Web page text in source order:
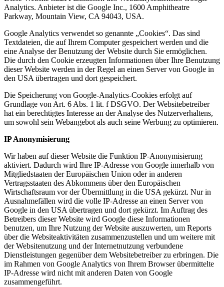
Analytics. Anbieter ist die Google Inc., 1600 Amphitheatre
Parkway, Mountain View, CA 94043, USA.
Google Analytics verwendet so genannte „Cookies“. Das sind
Textdateien, die auf Ihrem Computer gespeichert werden und die
eine Analyse der Benutzung der Website durch Sie ermöglichen.
Die durch den Cookie erzeugten Informationen über Ihre Benutzung
dieser Website werden in der Regel an einen Server von Google in
den USA übertragen und dort gespeichert.
Die Speicherung von Google-Analytics-Cookies erfolgt auf
Grundlage von Art. 6 Abs. 1 lit. f DSGVO. Der Websitebetreiber
hat ein berechtigtes Interesse an der Analyse des Nutzerverhaltens,
um sowohl sein Webangebot als auch seine Werbung zu optimieren.
IP Anonymisierung
Wir haben auf dieser Website die Funktion IP-Anonymisierung
aktiviert. Dadurch wird Ihre IP-Adresse von Google innerhalb von
Mitgliedstaaten der Europäischen Union oder in anderen
Vertragsstaaten des Abkommens über den Europäischen
Wirtschaftsraum vor der Übermittlung in die USA gekürzt. Nur in
Ausnahmefällen wird die volle IP-Adresse an einen Server von
Google in den USA übertragen und dort gekürzt. Im Auftrag des
Betreibers dieser Website wird Google diese Informationen
benutzen, um Ihre Nutzung der Website auszuwerten, um Reports
über die Websiteaktivitäten zusammenzustellen und um weitere mit
der Websitenutzung und der Internetnutzung verbundene
Dienstleistungen gegenüber dem Websitebetreiber zu erbringen. Die
im Rahmen von Google Analytics von Ihrem Browser übermittelte
IP-Adresse wird nicht mit anderen Daten von Google
zusammengeführt.